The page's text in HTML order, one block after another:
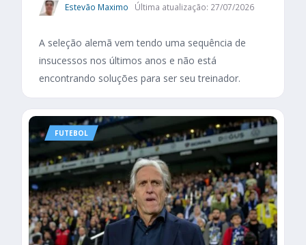
Estevão Maximo Última atualização: 27/07/2026
A seleção alemã vem tendo uma sequência de
insucessos nos últimos anos e não está
encontrando soluções para ser seu treinador.
FUTEBOL